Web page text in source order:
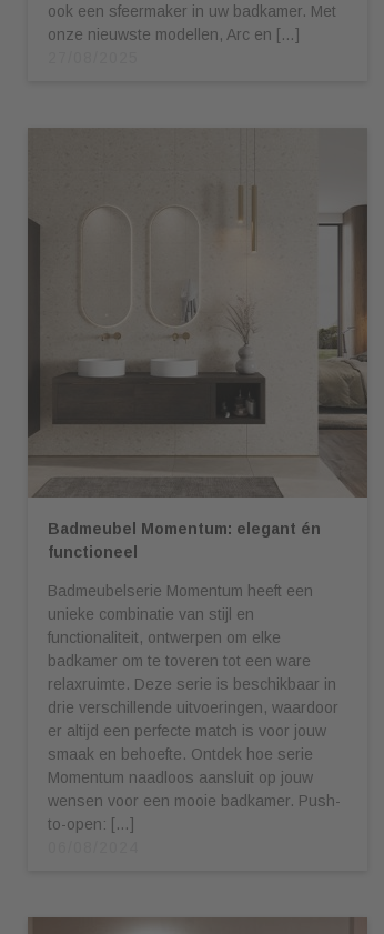
ook een sfeermaker in uw badkamer. Met
onze nieuwste modellen, Arc en […]
Badmeubel Momentum: elegant én
functioneel
Badmeubelserie Momentum heeft een
unieke combinatie van stijl en
functionaliteit, ontwerpen om elke
badkamer om te toveren tot een ware
relaxruimte. Deze serie is beschikbaar in
drie verschillende uitvoeringen, waardoor
er altijd een perfecte match is voor jouw
smaak en behoefte. Ontdek hoe serie
Momentum naadloos aansluit op jouw
wensen voor een mooie badkamer. Push-
to-open: […]